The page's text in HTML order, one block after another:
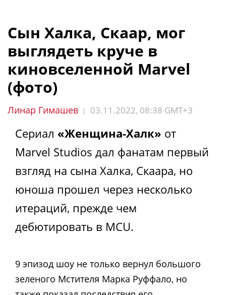
Сын Халка, Скаар, мог
выглядеть круче в
киновселенной Marvel
(фото)
Линар Гимашев | 03.11.2022, 08:38 GMT+3
Сериал «Женщина-Халк» от
Marvel Studios дал фанатам первый
взгляд на сына Халка, Скаара, но
юноша прошел через несколько
итераций, прежде чем
дебютировать в MCU.
9 эпизод шоу не только вернул большого
зеленого Мстителя Марка Руффало, но